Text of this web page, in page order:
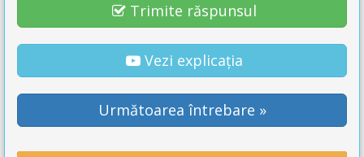
Trimite răspunsul
Vezi explicația
Următoarea întrebare »